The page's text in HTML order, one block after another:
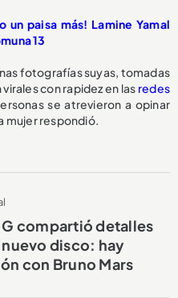
un paisa más! Lamine Yamal
13
fotografías suyas, tomadas
con rapidez en las redes
se atrevieron a opinar
mujer respondió.
compartió detalles
nuevo disco: hay
con Bruno Mars